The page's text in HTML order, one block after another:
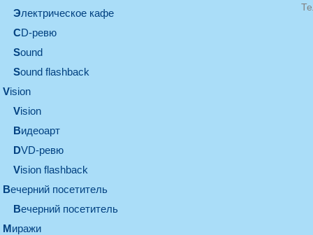
электрическое кафе
CD-ревю
sound
Sound flashback
vision
vision
видеоарт
DVD-ревю
Vision flashback
вечерний посетитель
вечерний посетитель
миражи